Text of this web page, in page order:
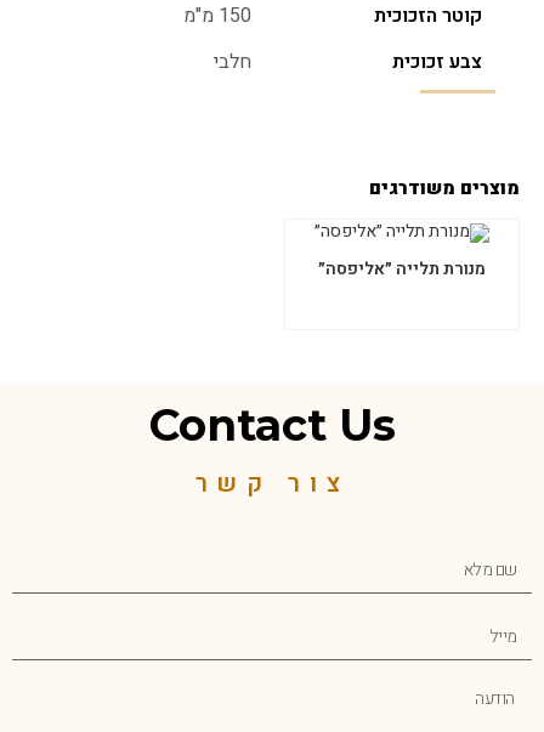
קוטר הזכוכית
150 מ"מ
צבע זכוכית
חלבי
מוצרים משודרגים
מנורת תלייה ״אליפסה״
Contact Us
צור קשר